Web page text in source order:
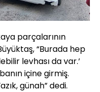
parçalarının
“Burada hep
levhası da var.’
içine girmiş.
günah” dedi.